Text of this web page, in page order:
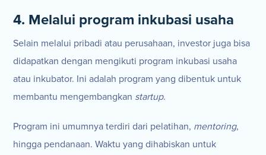
4. Melalui program inkubasi usaha
Selain melalui pribadi atau perusahaan, investor juga bisa
didapatkan dengan mengikuti program inkubasi usaha
atau inkubator. Ini adalah program yang dibentuk untuk
membantu mengembangkan startup.
Program ini umumnya terdiri dari pelatihan, mentoring,
hingga pendanaan. Waktu yang dihabiskan untuk